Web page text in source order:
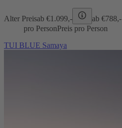
Alter Preisab €1.099,- ab €788,-
pro PersonPreis pro Person
TUI BLUE Samaya